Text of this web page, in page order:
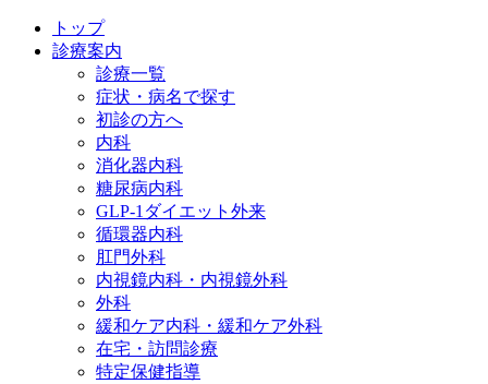
トップ
診療案内
診療一覧
症状・病名で探す
初診の方へ
内科
消化器内科
糖尿病内科
GLP‐1ダイエット外来
循環器内科
肛門外科
内視鏡内科・内視鏡外科
外科
緩和ケア内科・緩和ケア外科
在宅・訪問診療
特定保健指導